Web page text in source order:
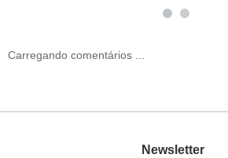
Carregando comentários ...
Newsletter